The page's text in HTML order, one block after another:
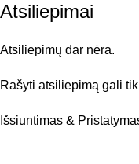
Atsiliepimai
Atsiliepimų dar nėra.
Rašyti atsiliepimą gali
Išsiuntimas &